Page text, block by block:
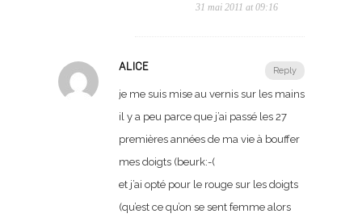
31 mai 2011 at 09:16
Reply
ALICE
je me suis mise au vernis sur les mains
il y a peu parce que j’ai passé les 27
premières années de ma vie à bouffer
mes doigts (beurk:-(
et j’ai opté pour le rouge sur les doigts
(qu’est ce qu’on se sent femme alors